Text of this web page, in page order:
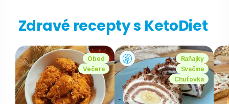
Zdravé recepty s KetoDiet
Obed
Večera
Raňajky
Svačina
Chuťovka